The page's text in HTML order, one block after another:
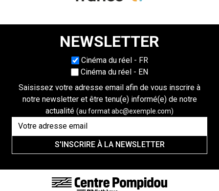
NEWSLETTER
Choisissez une langueCinéma du réel - FR
Cinéma du réel - EN
Saisissez votre adresse email afin de vous inscrire à
notre newsletter et être tenu(e) informé(e) de notre
actualité (au format abc@exemple.com)
S'INSCRIRE À LA NEWSLETTER
LIENS DE BAS DE PAGE